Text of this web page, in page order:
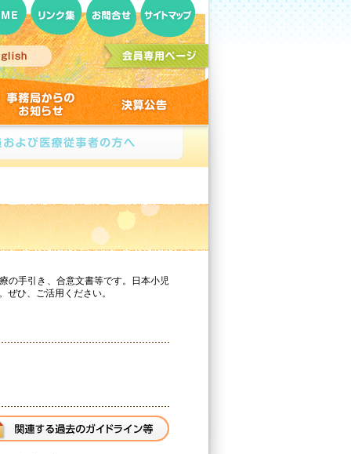
here.
リンク集 お問合せ サイトマップ
事務局からのお知らせ 決算公告
の手引き、合意文書等です。日本小児
ひ、ご活用ください。